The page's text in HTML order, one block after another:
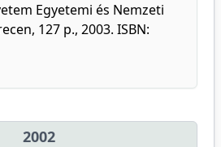
Egyetemi és Nemzeti
127 p., 2003. ISBN:
2002